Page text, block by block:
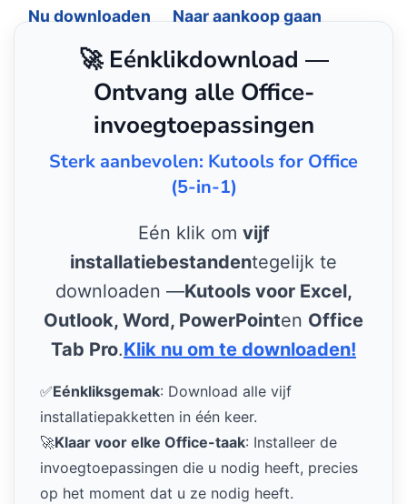
Nu downloaden
Naar aankoop gaan
🚀 Eénklikdownload —
Ontvang alle Office-
invoegtoepassingen
Sterk aanbevolen: Kutools for Office
(5-in-1)
Eén klik om vijf
installatiebestandentegelijk te
downloaden —Kutools voor Excel,
Outlook, Word, PowerPointen Office
Tab Pro.Klik nu om te downloaden!
✅Eénkliksgemak: Download alle vijf
installatiepakketten in één keer.
🚀Klaar voor elke Office-taak: Installeer de
invoegtoepassingen die u nodig heeft, precies
op het moment dat u ze nodig heeft.